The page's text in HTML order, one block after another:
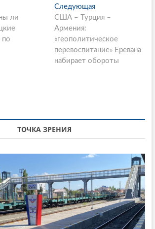
ли
по
Следующая
л
д
у
ю
т
:
США – Турция –
Армения:
«геополитическое
перевоспитание» Еревана
набирает обороты
ТОЧКА ЗРЕНИЯ